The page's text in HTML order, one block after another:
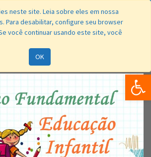
neste site. Leia sobre eles em nossa
Para desabilitar, configure seu browser
você continuar usando este site, você
OK
Navegação